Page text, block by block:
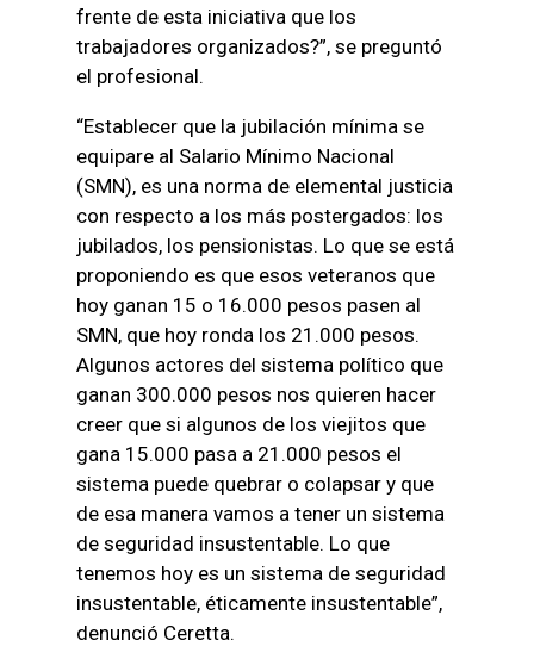
frente de esta iniciativa que los
trabajadores organizados?”, se preguntó
el profesional.
“Establecer que la jubilación mínima se
equipare al Salario Mínimo Nacional
(SMN), es una norma de elemental justicia
con respecto a los más postergados: los
jubilados, los pensionistas. Lo que se está
proponiendo es que esos veteranos que
hoy ganan 15 o 16.000 pesos pasen al
SMN, que hoy ronda los 21.000 pesos.
Algunos actores del sistema político que
ganan 300.000 pesos nos quieren hacer
creer que si algunos de los viejitos que
gana 15.000 pasa a 21.000 pesos el
sistema puede quebrar o colapsar y que
de esa manera vamos a tener un sistema
de seguridad insustentable. Lo que
tenemos hoy es un sistema de seguridad
insustentable, éticamente insustentable”,
denunció Ceretta.